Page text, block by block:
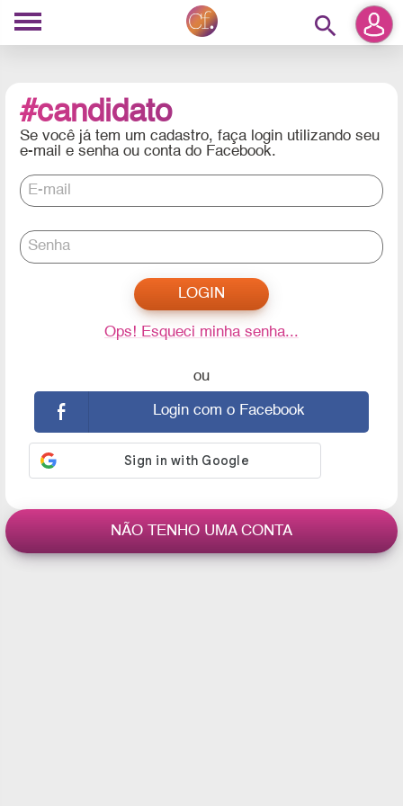
search
#candidato
Se você já tem um cadastro, faça login utilizando seu
e-mail e senha ou conta do Facebook.
E-mail
Senha
Ops! Esqueci minha senha...
ou
Login com o Facebook
NÃO TENHO UMA CONTA